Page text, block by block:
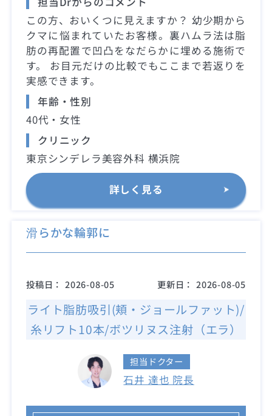
この方、おいくつに見えますか？ 幼少期から
クマに悩まれていたお客様。裏ハムラ法は脂
肪の再配置で凹凸をなだらかに埋める施術で
す。 お目元だけの比較でもここまで若返りを
実感できます。
年齢・性別
40代・女性
クリニック
東京シンデレラ美容外科 横浜院
詳しく見る
滑らかな輪郭に
投稿日： 2026-08-05 更新日： 2026-08-05
ライト脂肪吸引(頬・ジョールファット)/
糸リフト10本/ボツリヌス注射（エラ）
担当ドクター
石井 達也 院長